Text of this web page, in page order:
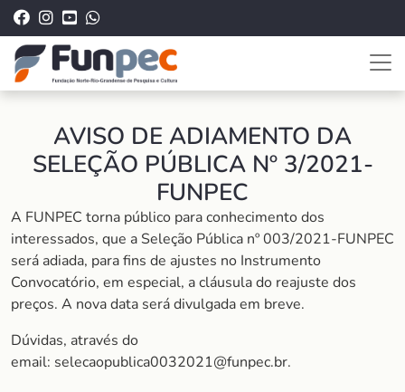
AVISO DE ADIAMENTO DA
SELEÇÃO PÚBLICA Nº 3/2021-
FUNPEC
A FUNPEC torna público para conhecimento dos
interessados, que a Seleção Pública nº 003/2021-FUNPEC
será adiada, para fins de ajustes no Instrumento
Convocatório, em especial, a cláusula do reajuste dos
preços. A nova data será divulgada em breve.
Dúvidas, através do
email: selecaopublica0032021@funpec.br.